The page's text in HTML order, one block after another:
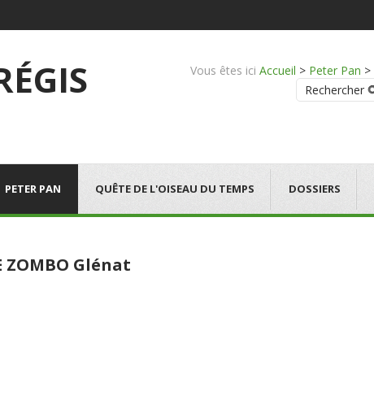
Vous êtes ici Accueil > Peter Pan >
Rechercher
PETER PAN QUÊTE DE L'OISEAU DU TEMPS DOSSIERS
ZOMBO Glénat